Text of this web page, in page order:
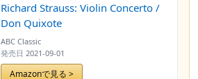
Richard Strauss: Violin Concerto /
Don Quixote
ABC Classic
発売日 2021-09-01
Amazonで見る >